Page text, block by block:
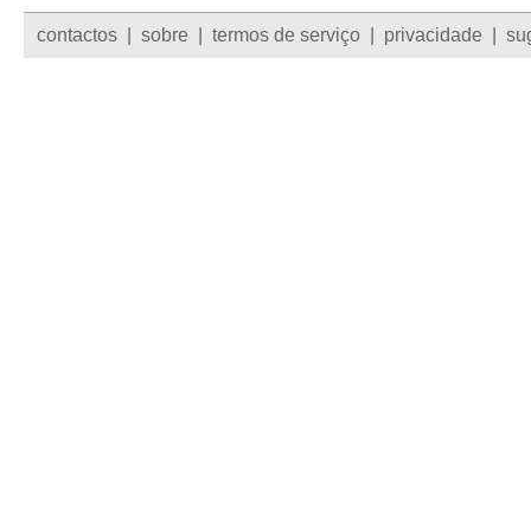
contactos sobre termos de serviço privacidade